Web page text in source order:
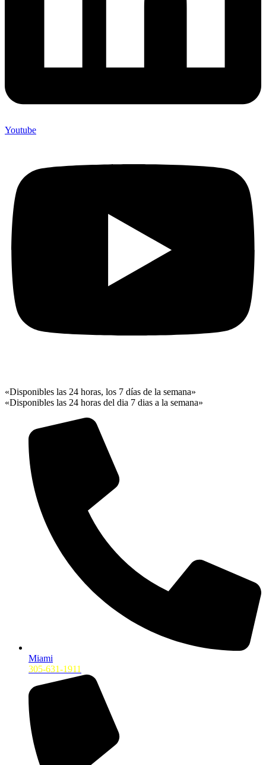
Youtube
«Disponibles las 24 horas, los 7 días de la semana»
«Disponibles las 24 horas del dia 7 dias a la semana»
Miami
305-631-1911